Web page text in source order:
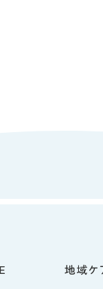
地域ケ